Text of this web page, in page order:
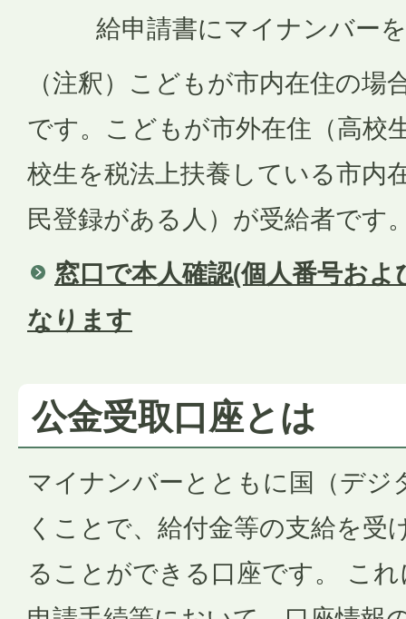
給申請書にマイナンバー
（注釈）こどもが市内在住の
です。こどもが市外在住（高校
校生を税法上扶養している市内
民登録がある人）が受給者です
窓口で本人確認(個人番号お
なります
公金受取口座とは
マイナンバーとともに国（デジ
くことで、給付金等の支給を受
ることができる口座です。 こ